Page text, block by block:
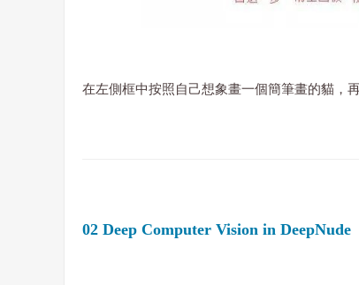
在左側框中按照自己想象畫一個簡筆畫的貓，
02 Deep Computer Vision in DeepNude